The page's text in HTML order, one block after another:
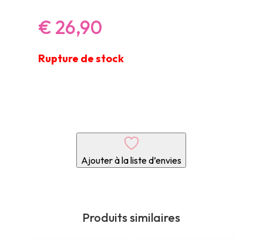
€ 26,90
Rupture de stock
Ajouter à la liste d’envies
Produits similaires